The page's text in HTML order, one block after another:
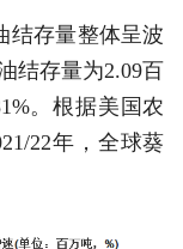
结存量整体呈波
结存量为2.09百
。根据美国农
22年，全球葵